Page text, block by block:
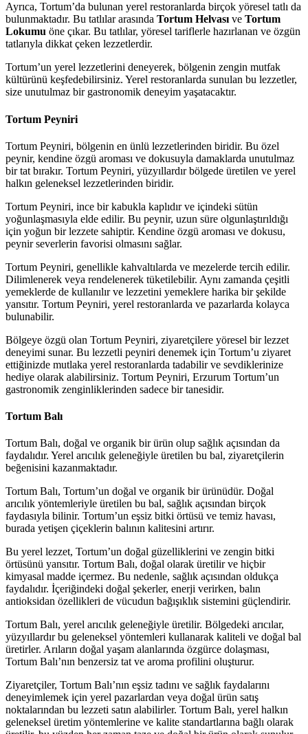
Ayrıca, Tortum’da bulunan yerel restoranlarda birçok yöresel tatlı da
bulunmaktadır. Bu tatlılar arasında Tortum Helvası ve Tortum
Lokumu öne çıkar. Bu tatlılar, yöresel tariflerle hazırlanan ve özgün
tatlarıyla dikkat çeken lezzetlerdir.
Tortum’un yerel lezzetlerini deneyerek, bölgenin zengin mutfak
kültürünü keşfedebilirsiniz. Yerel restoranlarda sunulan bu lezzetler,
size unutulmaz bir gastronomik deneyim yaşatacaktır.
Tortum Peyniri
Tortum Peyniri, bölgenin en ünlü lezzetlerinden biridir. Bu özel
peynir, kendine özgü aroması ve dokusuyla damaklarda unutulmaz
bir tat bırakır. Tortum Peyniri, yüzyıllardır bölgede üretilen ve yerel
halkın geleneksel lezzetlerinden biridir.
Tortum Peyniri, ince bir kabukla kaplıdır ve içindeki sütün
yoğunlaşmasıyla elde edilir. Bu peynir, uzun süre olgunlaştırıldığı
için yoğun bir lezzete sahiptir. Kendine özgü aroması ve dokusu,
peynir severlerin favorisi olmasını sağlar.
Tortum Peyniri, genellikle kahvaltılarda ve mezelerde tercih edilir.
Dilimlenerek veya rendelenerek tüketilebilir. Aynı zamanda çeşitli
yemeklerde de kullanılır ve lezzetini yemeklere harika bir şekilde
yansıtır. Tortum Peyniri, yerel restoranlarda ve pazarlarda kolayca
bulunabilir.
Bölgeye özgü olan Tortum Peyniri, ziyaretçilere yöresel bir lezzet
deneyimi sunar. Bu lezzetli peyniri denemek için Tortum’u ziyaret
ettiğinizde mutlaka yerel restoranlarda tadabilir ve sevdiklerinize
hediye olarak alabilirsiniz. Tortum Peyniri, Erzurum Tortum’un
gastronomik zenginliklerinden sadece bir tanesidir.
Tortum Balı
Tortum Balı, doğal ve organik bir ürün olup sağlık açısından da
faydalıdır. Yerel arıcılık geleneğiyle üretilen bu bal, ziyaretçilerin
beğenisini kazanmaktadır.
Tortum Balı, Tortum’un doğal ve organik bir ürünüdür. Doğal
arıcılık yöntemleriyle üretilen bu bal, sağlık açısından birçok
faydasıyla bilinir. Tortum’un eşsiz bitki örtüsü ve temiz havası,
burada yetişen çiçeklerin balının kalitesini artırır.
Bu yerel lezzet, Tortum’un doğal güzelliklerini ve zengin bitki
örtüsünü yansıtır. Tortum Balı, doğal olarak üretilir ve hiçbir
kimyasal madde içermez. Bu nedenle, sağlık açısından oldukça
faydalıdır. İçeriğindeki doğal şekerler, enerji verirken, balın
antioksidan özellikleri de vücudun bağışıklık sistemini güçlendirir.
Tortum Balı, yerel arıcılık geleneğiyle üretilir. Bölgedeki arıcılar,
yüzyıllardır bu geleneksel yöntemleri kullanarak kaliteli ve doğal bal
üretirler. Arıların doğal yaşam alanlarında özgürce dolaşması,
Tortum Balı’nın benzersiz tat ve aroma profilini oluşturur.
Ziyaretçiler, Tortum Balı’nın eşsiz tadını ve sağlık faydalarını
deneyimlemek için yerel pazarlardan veya doğal ürün satış
noktalarından bu lezzeti satın alabilirler. Tortum Balı, yerel halkın
geleneksel üretim yöntemlerine ve kalite standartlarına bağlı olarak